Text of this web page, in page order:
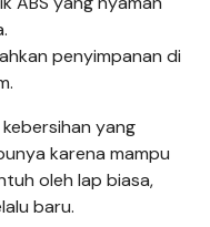
penyimpanan di
yang
karena mampu
oleh lap biasa,
baru.